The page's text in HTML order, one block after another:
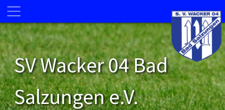
SV Wacker 04 Bad
Salzungen e.V.